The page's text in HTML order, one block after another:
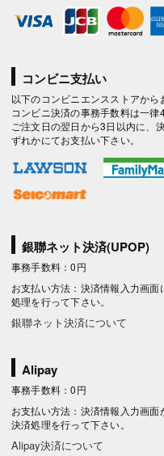
コンビニ支払い
以下のコンビニエンスストアから
コンビニ決済の事務手数料は一律
ご注文日の翌日から3日以内に、
ずれかにてお支払い下さい。
銀聯ネット決済(UPOP)
事務手数料：0円
お支払い方法：決済情報入力画
処理を行って下さい。
銀聯ネット決済について
Alipay
事務手数料：0円
お支払い方法：決済情報入力画面
決済処理を行って下さい。
Alipay決済について